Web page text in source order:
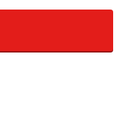
など、旅のサイズ
頃とは違った場所